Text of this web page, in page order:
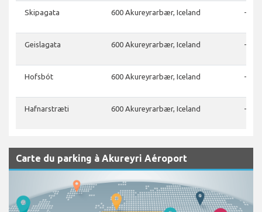
Skipagata 600 Akureyrarbær, Iceland -
Geislagata 600 Akureyrarbær, Iceland -
Hofsbót 600 Akureyrarbær, Iceland -
Hafnarstræti 600 Akureyrarbær, Iceland -
Carte du parking à Akureyri Aéroport